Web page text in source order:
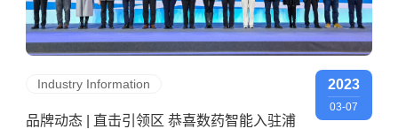
Industry Information
品牌动态 | 直击引领区 恭喜数药智能入驻浦
2023
03-07